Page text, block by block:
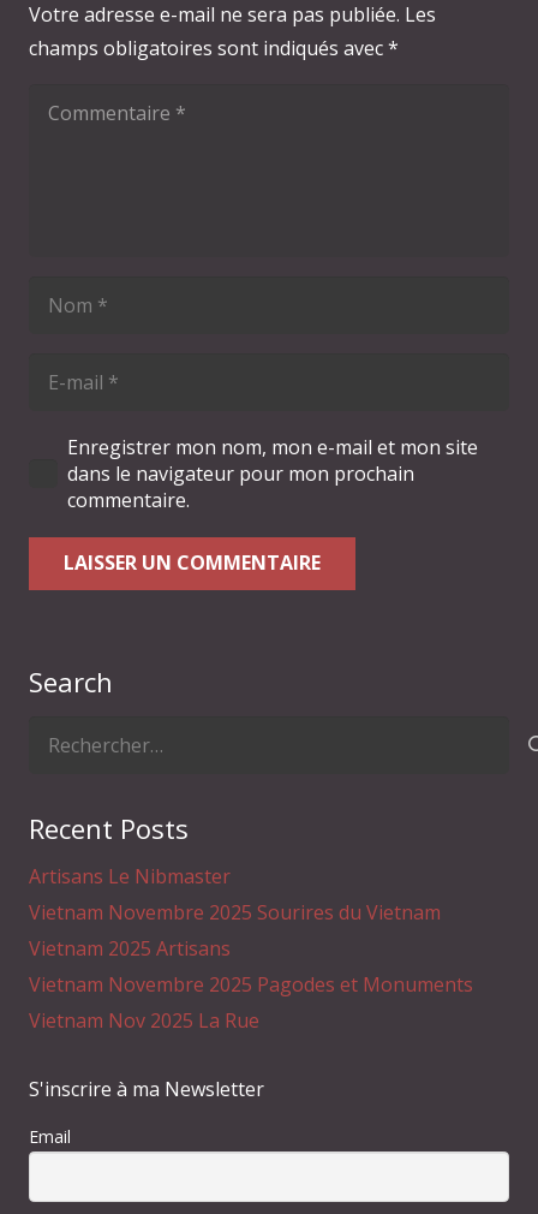
Votre adresse e-mail ne sera pas publiée. Les
champs obligatoires sont indiqués avec*
Enregistrer mon nom, mon e-mail et mon site
dans le navigateur pour mon prochain
commentaire.
LAISSER UN COMMENTAIRE
Search
Rechercher :
Recent Posts
Artisans Le Nibmaster
Vietnam Novembre 2025 Sourires du Vietnam
Vietnam 2025 Artisans
Vietnam Novembre 2025 Pagodes et Monuments
Vietnam Nov 2025 La Rue
S'inscrire à ma Newsletter
Email